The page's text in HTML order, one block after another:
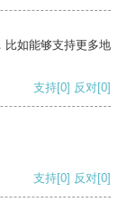
比如能够支持更多地
支持[0] 反对[0]
支持[0] 反对[0]